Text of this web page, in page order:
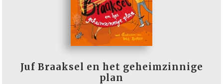
Juf Braaksel en het geheimzinnige
plan